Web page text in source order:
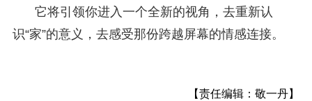
它将引领你进入一个全新的视角，去重新认
识“家”的意义，去感受那份跨越屏幕的情感连接。
【责任编辑：敬一丹】